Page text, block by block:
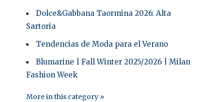
Dolce&Gabbana Taormina 2026: Alta
Sartoria
Tendencias de Moda para el Verano
Blumarine | Fall Winter 2025/2026 | Milan
Fashion Week
More in this category »